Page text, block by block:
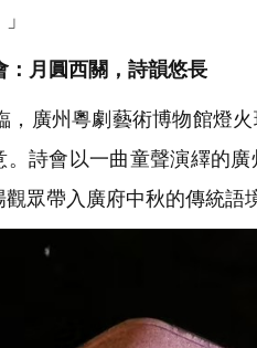
：月圓西關，詩韻悠長
廣州粵劇藝術博物館燈火
。詩會以一曲童聲演繹的
眾帶入廣府中秋的傳統語